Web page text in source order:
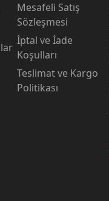
Mesafeli Satış
Sözleşmesi
İptal ve İade
Koşulları
Teslimat ve Kargo
Politikası